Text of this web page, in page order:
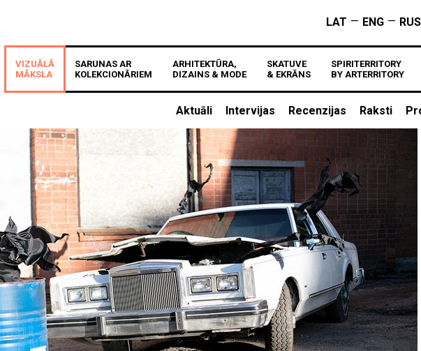
LAT — ENG — RUS
VIZUĀLĀ
MĀKSLA
SARUNAS AR
KOLEKCIONĀRIEM
ARHITEKTŪRA,
DIZAINS & MODE
SKATUVE
& EKRĀNS
SPIRITERRITORY
BY ARTERRITORY
Aktuāli Intervijas Recenzijas Raksti